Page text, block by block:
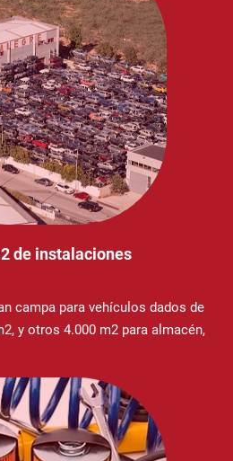
de instalaciones
campa para vehículos dados de
y otros 4.000 m2 para almacén,